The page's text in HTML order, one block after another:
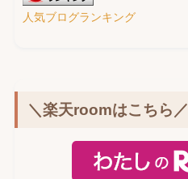
人気ブログランキング
＼楽天roomはこちら／